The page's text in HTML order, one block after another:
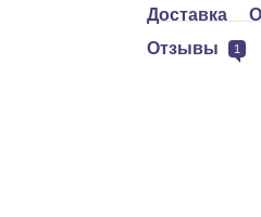
Доставка
Отзывы
1